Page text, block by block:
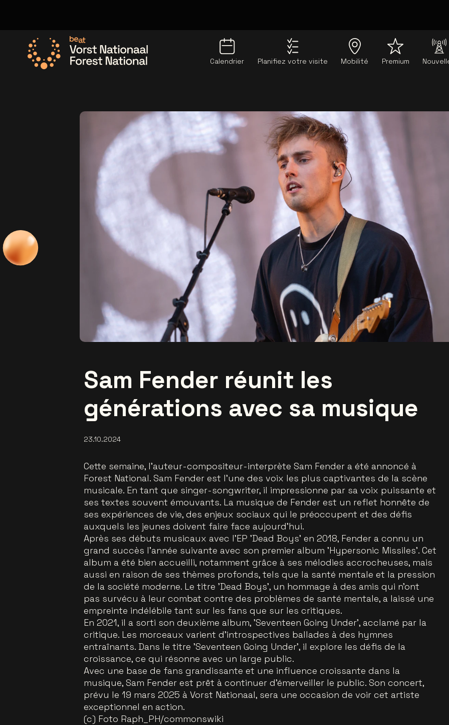
Calendrier Planifiez votre visite Mobilité Premium
Sam Fender réunit les
générations avec sa musique
23.10.2024
Cette semaine, l'auteur-compositeur-interprète Sam Fender a été annoncé à
Forest National. Sam Fender est l'une des voix les plus captivantes de la scène
musicale. En tant que singer-songwriter, il impressionne par sa voix puissante et
ses textes souvent émouvants. La musique de Fender est un reflet honnête de
ses expériences de vie, des enjeux sociaux qui le préoccupent et des défis
auxquels les jeunes doivent faire face aujourd'hui.
Après ses débuts musicaux avec l'EP 'Dead Boys' en 2018, Fender a connu un
grand succès l'année suivante avec son premier album 'Hypersonic Missiles'. Cet
album a été bien accueilli, notamment grâce à ses mélodies accrocheuses, mais
aussi en raison de ses thèmes profonds, tels que la santé mentale et la pression
de la société moderne. Le titre 'Dead Boys', un hommage à des amis qui n'ont
pas survécu à leur combat contre des problèmes de santé mentale, a laissé une
empreinte indélébile tant sur les fans que sur les critiques.
En 2021, il a sorti son deuxième album, 'Seventeen Going Under', acclamé par la
critique. Les morceaux varient d'introspectives ballades à des hymnes
entraînants. Dans le titre 'Seventeen Going Under', il explore les défis de la
croissance, ce qui résonne avec un large public.
Avec une base de fans grandissante et une influence croissante dans la
musique, Sam Fender est prêt à continuer d’émerveiller le public. Son concert,
prévu le 19 mars 2025 à Vorst Nationaal, sera une occasion de voir cet artiste
exceptionnel en action.
(c) Foto Raph_PH/commonswiki